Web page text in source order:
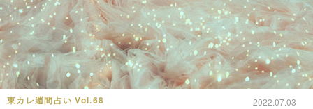
東カレ週間占い Vol.68 2022.07.03